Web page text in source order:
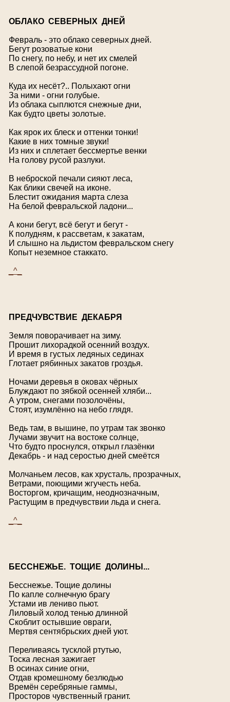
ОБЛАКО СЕВЕРНЫХ ДНЕЙ
Февраль - это облако северных дней.
Бегут розоватые кони
По снегу, по небу, и нет их смелей
В слепой безрассудной погоне.
Куда их несёт?.. Полыхают огни
За ними - огни голубые.
Из облака сыплются снежные дни,
Как будто цветы золотые.
Как ярок их блеск и оттенки тонки!
Какие в них томные звуки!
Из них и сплетает бессмертье венки
На голову русой разлуки.
В неброской печали сияют леса,
Как блики свечей на иконе.
Блестит ожидания марта слеза
На белой февральской ладони...
А кони бегут, всё бегут и бегут -
К полудням, к рассветам, к закатам,
И слышно на льдистом февральском снегу
Копыт неземное стаккато.
_^_
П РЕДЧУВСТВИЕ ДЕКАБРЯ
Земля поворачивает на зиму.
Прошит лихорадкой осенний воздух.
И время в густых ледяных сединах
Глотает рябинных закатов гроздья.
Ночами деревья в оковах чёрных
Блуждают по зябкой осенней хляби...
А утром, снегами позолочёны,
Стоят, изумлённо на небо глядя.
Ведь там, в вышине, по утрам так звонко
Лучами звучит на востоке солнце,
Что будто проснулся, открыл глазёнки
Декабрь - и над серостью дней смеётся
Молчаньем лесов, как хрусталь, прозрачных,
Ветрами, поющими жгучесть неба.
Восторгом, кричащим, неоднозначным,
Растущим в предчувствии льда и снега.
_^_
Б ЕССНЕЖЬЕ. ТОЩИЕ ДОЛИНЫ...
Бесснежье. Тощие долины
По капле солнечную брагу
Устами ив лениво пьют.
Лиловый холод тенью длинной
Скоблит остывшие овраги,
Мертвя сентябрьских дней уют.
Переливаясь тусклой ртутью,
Тоска лесная зажигает
В осинах синие огни,
Отдав кромешному безлюдью
Времён серебряные гаммы,
Просторов чувственный гранит.